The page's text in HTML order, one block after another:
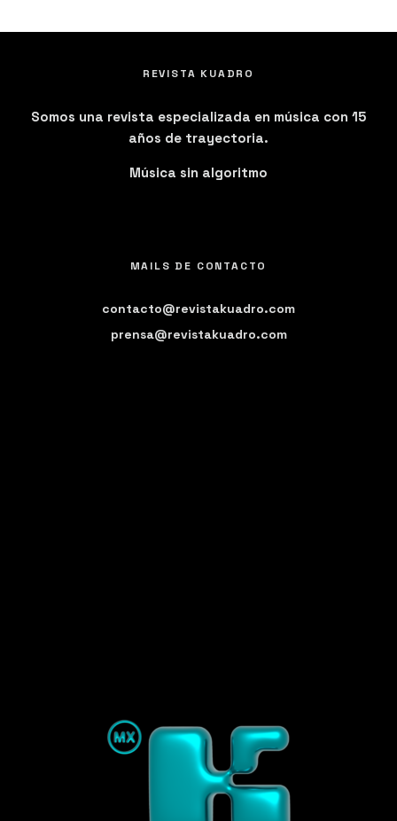
REVISTA KUADRO
Somos una revista especializada en música con 15
años de trayectoria.
Música sin algoritmo
MAILS DE CONTACTO
contacto@revistakuadro.com
prensa@revistakuadro.com